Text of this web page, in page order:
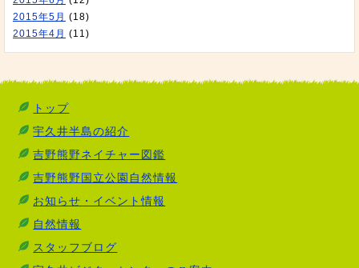
2015年5月 (18)
2015年4月 (11)
トップ
宇久井半島の紹介
吉野熊野ネイチャー図鑑
吉野熊野国立公園自然情報
お知らせ・イベント情報
自然情報
スタッフブログ